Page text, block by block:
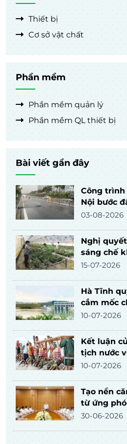
Thiết bị
Cơ sở vật chất
Phần mềm
Phần mềm quản lý
Phần mềm QL thiết bị
Bài viết gần đây
Công trình
Nội bước
quả
03-08-2026
Nghị
sáng chế
ngăn kéo”
15-07-2026
Hà Tĩnh
cắm mốc
trình thủy
10-07-2026
Kết luận
tịch nước
chống
10-07-2026
Tạo nền
từ ứng
ro thiên tai
30-06-2026